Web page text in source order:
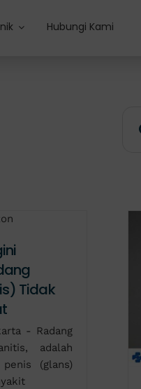
Hubungi Kami
for:
Tidak
- Radang
adalah
(glans)